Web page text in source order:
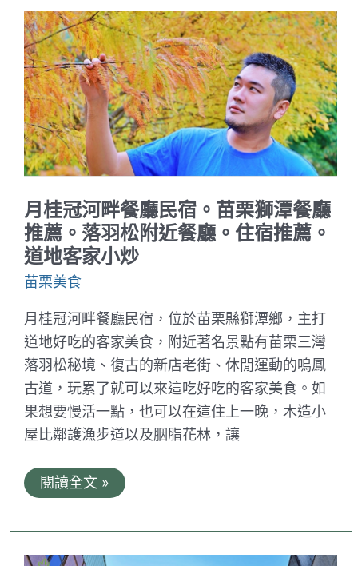
CAFFÉ
Milani。
二
訪。
甜
點、
咖
啡
依
然
驚
艷
｜
義
享
天
地
咖
啡
推
月桂冠河畔餐廳民宿。苗栗獅潭餐廳
推薦。落羽松附近餐廳。住宿推薦。
道地客家小炒
苗栗美食
月桂冠河畔餐廳民宿，位於苗栗縣獅潭鄉，主打
道地好吃的客家美食，附近著名景點有苗栗三灣
落羽松秘境、復古的新店老街、休閒運動的鳴鳳
古道，玩累了就可以來這吃好吃的客家美食。如
果想要慢活一點，也可以在這住上一晚，木造小
屋比鄰護漁步道以及胭脂花林，讓
月
桂
餐
閱讀全文 »